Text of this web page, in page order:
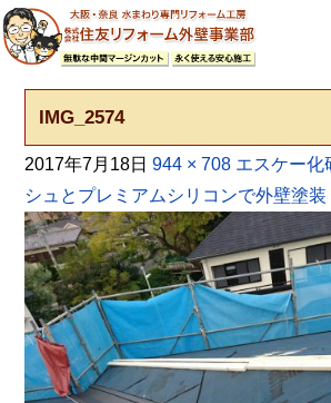
IMG_2574
2017年7月18日 944 × 708 エスケー化
シュとプレミアムシリコンで外壁塗